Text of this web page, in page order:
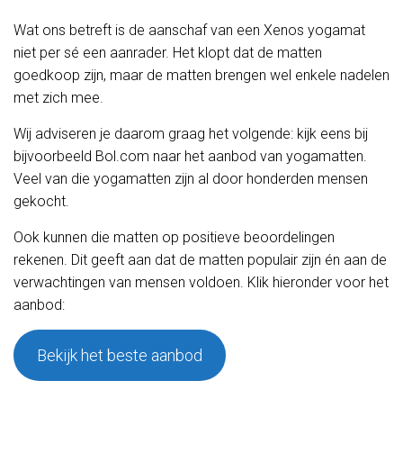
Wat ons betreft is de aanschaf van een Xenos yogamat
niet per sé een aanrader. Het klopt dat de matten
goedkoop zijn, maar de matten brengen wel enkele nadelen
met zich mee.
Wij adviseren je daarom graag het volgende: kijk eens bij
bijvoorbeeld Bol.com naar het aanbod van yogamatten.
Veel van die yogamatten zijn al door honderden mensen
gekocht.
Ook kunnen die matten op positieve beoordelingen
rekenen. Dit geeft aan dat de matten populair zijn én aan de
verwachtingen van mensen voldoen. Klik hieronder voor het
aanbod:
Bekijk het beste aanbod